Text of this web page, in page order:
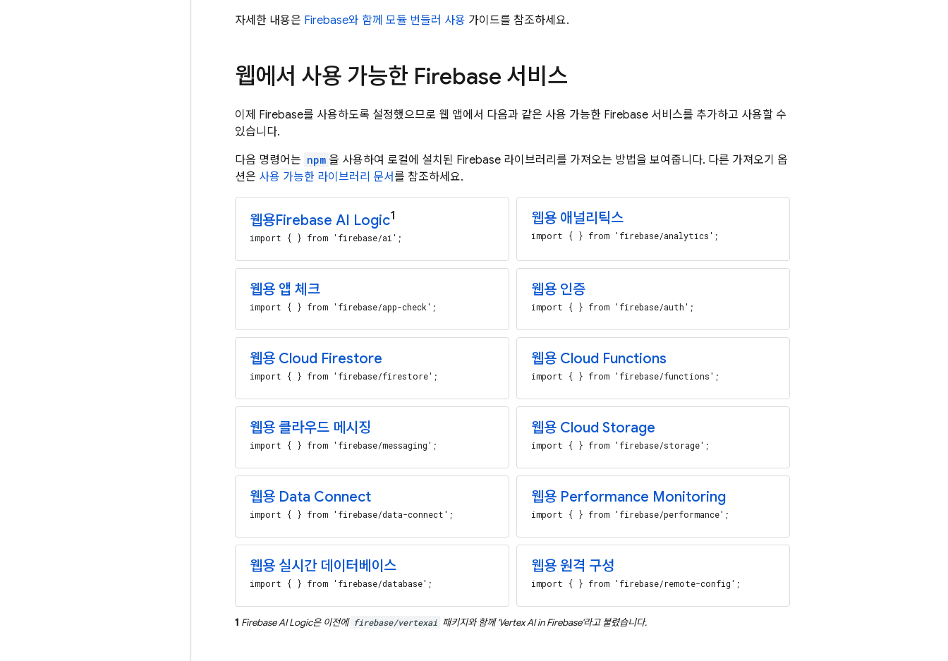
자세한 내용은 Firebase와 함께 모듈 번들러 사용 가이드를 참조하세요.
웹에서 사용 가능한 Firebase 서비스
이제 Firebase를 사용하도록 설정했으므로 웹 앱에서 다음과 같은 사용 가능한 Firebase 서비스를 추가하고 사용할 수
있습니다.
다음 명령어는 npm 을 사용하여 로컬에 설치된 Firebase 라이브러리를 가져오는 방법을 보여줍니다. 다른 가져오기 옵
션은 사용 가능한 라이브러리 문서를 참조하세요.
웹용Firebase AI Logic1
import { } from 'firebase/ai';
웹용 애널리틱스
import { } from 'firebase/analytics';
웹용 앱 체크
import { } from 'firebase/app-check';
웹용 인증
import { } from 'firebase/auth';
웹용 Cloud Firestore
import { } from 'firebase/firestore';
웹용 Cloud Functions
import { } from 'firebase/functions';
웹용 클라우드 메시징
import { } from 'firebase/messaging';
웹용 Cloud Storage
import { } from 'firebase/storage';
웹용 Data Connect
import { } from 'firebase/data-connect';
웹용 Performance Monitoring
import { } from 'firebase/performance';
웹용 실시간 데이터베이스
import { } from 'firebase/database';
웹용 원격 구성
import { } from 'firebase/remote-config';
1 Firebase AI Logic은 이전에 firebase/vertexai 패키지와 함께 'Vertex AI in Firebase'라고 불렸습니다.